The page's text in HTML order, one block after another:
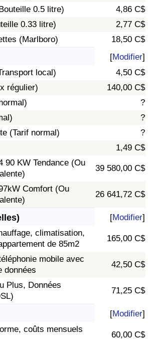
0.5 litre)
4,86 C$
0.33 litre)
2,77 C$
(Marlboro)
18,50 C$
[Modifier]
local)
4,50 C$
régulier)
140,00 C$
?
?
(Tarif normal)
?
1,49 C$
90 KW Tendance (Ou
39 580,00 C$
Comfort (Ou
26 641,72 C$
[Modifier]
climatisation,
de 85m2
165,00 C$
mobile avec
données
42,50 C$
Plus, Données
71,25 C$
[Modifier]
coûts mensuels
60,00 C$
Pays